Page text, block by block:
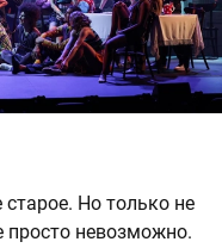
Но только не
просто невозможно.